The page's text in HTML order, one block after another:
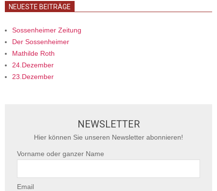
NEUESTE BEITRÄGE
Sossenheimer Zeitung
Der Sossenheimer
Mathilde Roth
24.Dezember
23.Dezember
NEWSLETTER
Hier können Sie unseren Newsletter abonnieren!
Vorname oder ganzer Name
Email